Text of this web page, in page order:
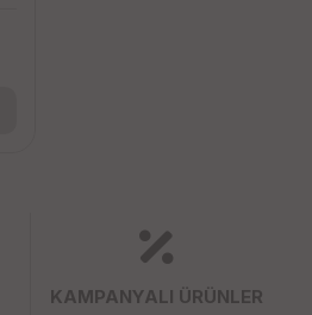
KAMPANYALI ÜRÜNLER